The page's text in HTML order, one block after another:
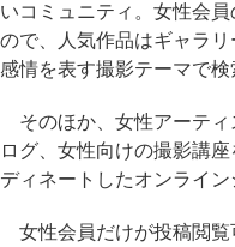
いコミュニティ。女性会
ので、人気作品はギャラ
感情を表す撮影テーマで検
そのほか、女性アーティ
ログ、女性向けの撮影講
ディネートしたオンライン
女性会員だけが投稿閲覧